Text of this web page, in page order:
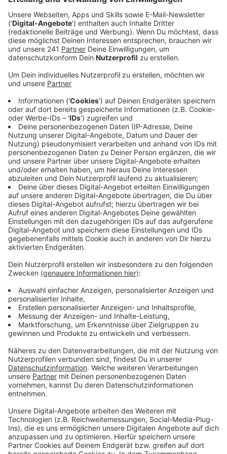
Anzeige
Nach Angaben der Gewerkschaft ver.di waren es vor
allem Beschäftigte aus der Werkstatt und Busfahrer
der Wupsi, Beschäftigte der sozialen Dienste in
Leverkusen, des Klinikums in Schlebusch, Erzieher und
Beschäftigte der Leverkusener Sparkasse.
Anzeige
"Busse-weise" kamen Streikteilnehmende aus
Leverkusen
Anzeige
Die Menschen kamen Busse-weise, heißt es von ver.di.
In Leverkusen war damit vor allem der Busverkehr von
Streiks betroffen. 10 städtische KiTas blieben
mit sehr deutlichem Rückenwind in die nächsten
Verhandlungen mit den Arbeitgebern Ende März.
Anzeige
Weitere Meldungen aus Leverkusen
Anzeige
Jetzt anmelden für Stadtradeln in Leverkusen
Mediensucht wird zum Problem, sagt Leverkusener
Suchthilfe